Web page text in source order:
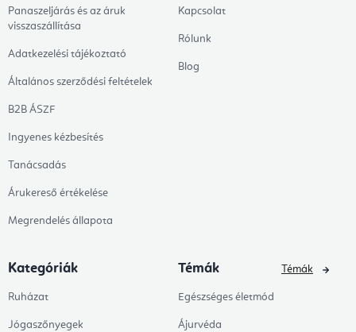
Panaszeljárás és az áruk
visszaszállítása
Adatkezelési tájékoztató
Általános szerződési feltételek
B2B ÁSZF
Ingyenes kézbesítés
Tanácsadás
Árukereső értékelése
Megrendelés állapota
Kapcsolat
Rólunk
Blog
Kategóriák
Ruházat
Jógaszőnyegek
Témák
Egészséges életmód
Ájurvéda
Témák